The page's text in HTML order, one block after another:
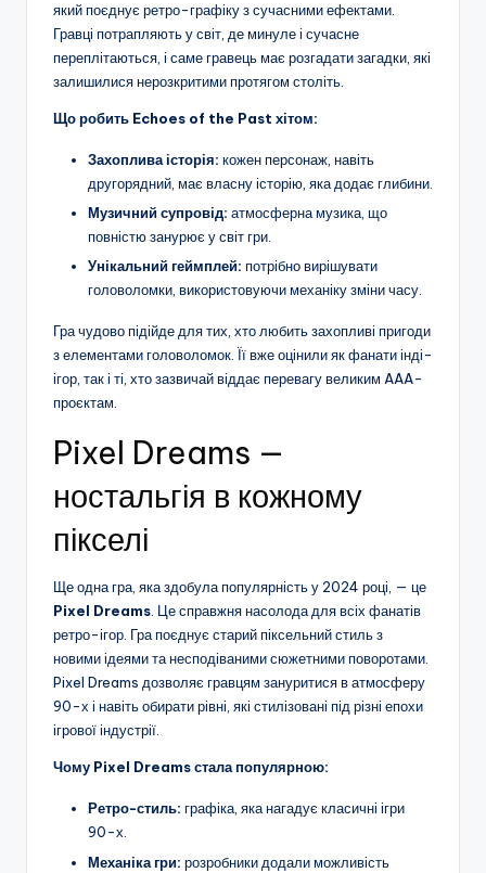
який поєднує ретро-графіку з сучасними ефектами.
Гравці потрапляють у світ, де минуле і сучасне
переплітаються, і саме гравець має розгадати загадки, які
залишилися нерозкритими протягом століть.
Що робить Echoes of the Past хітом:
Захоплива історія: кожен персонаж, навіть
другорядний, має власну історію, яка додає глибини.
Музичний супровід: атмосферна музика, що
повністю занурює у світ гри.
Унікальний геймплей: потрібно вирішувати
головоломки, використовуючи механіку зміни часу.
Гра чудово підійде для тих, хто любить захопливі пригоди
з елементами головоломок. Її вже оцінили як фанати інді-
ігор, так і ті, хто зазвичай віддає перевагу великим AAA-
проєктам.
Pixel Dreams —
ностальгія в кожному
пікселі
Ще одна гра, яка здобула популярність у 2024 році, — це
Pixel Dreams. Це справжня насолода для всіх фанатів
ретро-ігор. Гра поєднує старий піксельний стиль з
новими ідеями та несподіваними сюжетними поворотами.
Pixel Dreams дозволяє гравцям зануритися в атмосферу
90-х і навіть обирати рівні, які стилізовані під різні епохи
ігрової індустрії.
Чому Pixel Dreams стала популярною:
Ретро-стиль: графіка, яка нагадує класичні ігри
90-х.
Механіка гри: розробники додали можливість